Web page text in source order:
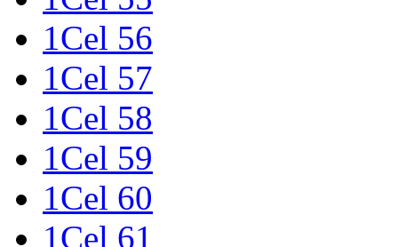
1Cel 56
1Cel 57
1Cel 58
1Cel 59
1Cel 60
1Cel 61